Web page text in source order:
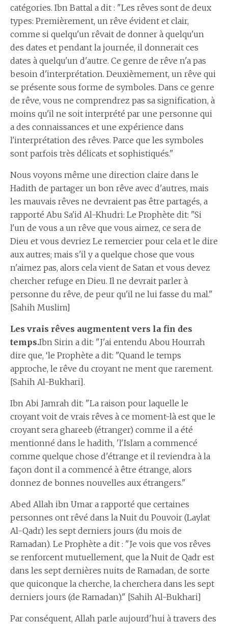
catégories. Ibn Battal a dit : "Les rêves sont de deux
types: Premièrement, un rêve évident et clair,
comme si quelqu'un rêvait de donner à quelqu'un
des dates et pendant la journée, il donnerait ces
dates à quelqu'un d'autre. Ce genre de rêve n'a pas
besoin d'interprétation. Deuxièmement, un rêve qui
se présente sous forme de symboles. Dans ce genre
de rêve, vous ne comprendrez pas sa signification, à
moins qu'il ne soit interprété par une personne qui
a des connaissances et une expérience dans
l'interprétation des rêves. Parce que les symboles
sont parfois très délicats et sophistiqués."
Nous voyons même une direction claire dans le
Hadith de partager un bon rêve avec d'autres, mais
les mauvais rêves ne devraient pas être partagés, a
rapporté Abu Sa'id Al-Khudri: Le Prophète dit: "Si
l'un de vous a un rêve que vous aimez, ce sera de
Dieu et vous devriez Le remercier pour cela et le dire
aux autres; mais s'il y a quelque chose que vous
n'aimez pas, alors cela vient de Satan et vous devez
chercher refuge en Dieu. Il ne devrait parler à
personne du rêve, de peur qu'il ne lui fasse du mal."
[Sahih Muslim]
Les vrais rêves augmentent vers la fin des
temps.Ibn Sirin a dit: "J'ai entendu Abou Hourrah
dire que, ‘le Prophète a dit: "Quand le temps
approche, le rêve du croyant ne ment que rarement.
[Sahih Al-Bukhari].
Ibn Abi Jamrah dit: "La raison pour laquelle le
croyant voit de vrais rêves à ce moment-là est que le
croyant sera ghareeb (étranger) comme il a été
mentionné dans le hadith, 'l'Islam a commencé
comme quelque chose d'étrange et il reviendra à la
façon dont il a commencé à être étrange, alors
donnez de bonnes nouvelles aux étrangers."
Abed Allah ibn Umar a rapporté que certaines
personnes ont rêvé dans la Nuit du Pouvoir (Laylat
Al-Qadr) les sept derniers jours (du mois de
Ramadan). Le Prophète a dit : "Je vois que vos rêves
se renforcent mutuellement, que la Nuit de Qadr est
dans les sept dernières nuits de Ramadan, de sorte
que quiconque la cherche, la cherchera dans les sept
derniers jours (de Ramadan)." [Sahih Al-Bukhari]
Par conséquent, Allah parle aujourd'hui à travers des